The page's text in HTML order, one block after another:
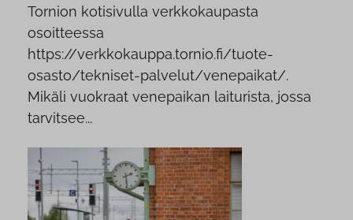
Tornion kotisivulla verkkokaupasta
osoitteessa
https://verkkokauppa.tornio.fi/tuote-
osasto/tekniset-palvelut/venepaikat/.
Mikäli vuokraat venepaikan laiturista, jossa
tarvitsee...